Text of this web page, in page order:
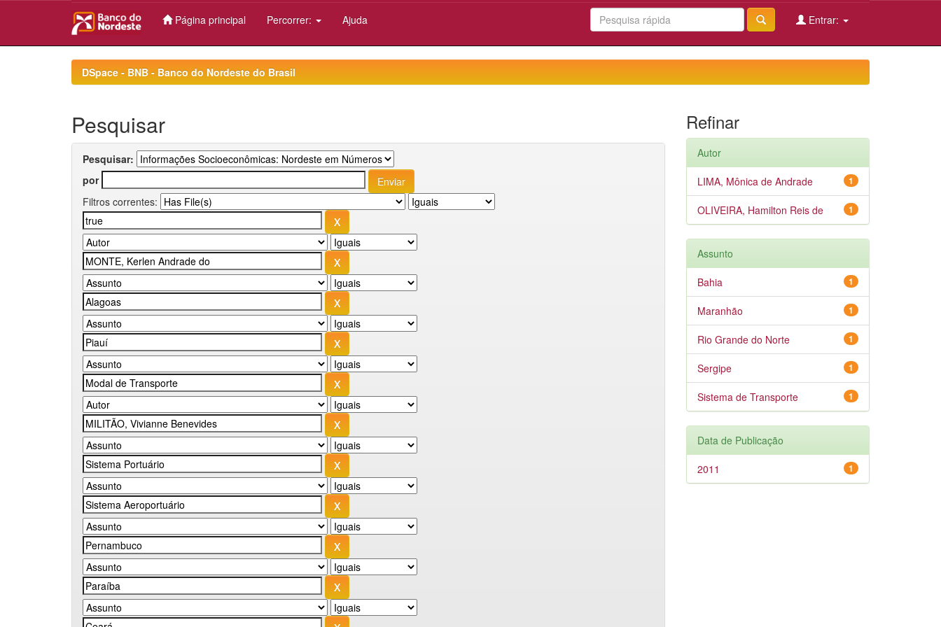
Página principal Percorrer: Ajuda Entrar:
DSpace - BNB - Banco do Nordeste do Brasil
Pesquisar
Pesquisar:
por
Filtros correntes:
Refinar
Autor
1
LIMA, Mônica de Andrade
1
OLIVEIRA, Hamilton Reis de
Assunto
1
Bahia
1
Maranhão
1
Rio Grande do Norte
1
Sergipe
1
Sistema de Transporte
Data de Publicação
1
2011